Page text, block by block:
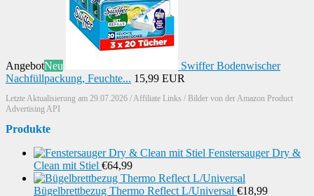
AngebotNeu
Swiffer Bodenwischer
Nachfüllpackung, Feuchte... 15,99 EUR
Letzte Aktualisierung am 29.07.2026 / Affiliate Links / Bilder von der Amazon Product
Advertising API
Produkte
Fenstersauger Dry &
Clean mit Stiel €64,99
Bügelbrettbezug Thermo Reflect L/Universal €18,99